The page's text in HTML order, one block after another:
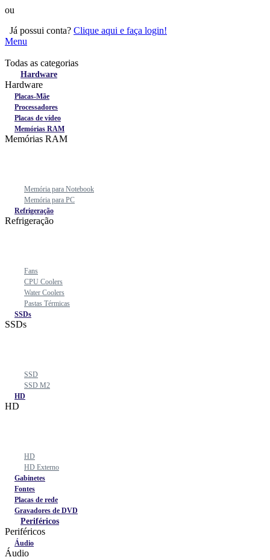
ou
Já possui conta? Clique aqui e faça login!
Menu
Todas as categorias
Hardware
Hardware
Placas-Mãe
Processadores
Placas de vídeo
Memórias RAM
Memórias RAM
Memória para Notebook
Memória para PC
Refrigeração
Refrigeração
Fans
CPU Coolers
Water Coolers
Pastas Térmicas
SSDs
SSDs
SSD
SSD M2
HD
HD
HD
HD Externo
Gabinetes
Fontes
Placas de rede
Gravadores de DVD
Periféricos
Periféricos
Áudio
Áudio